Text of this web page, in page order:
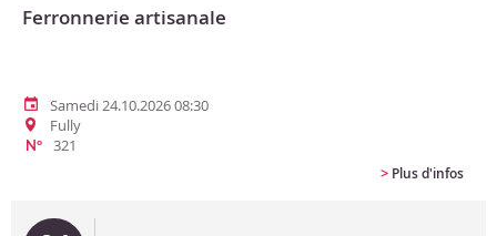
Ferronnerie artisanale
Samedi 24.10.2026 08:30
Fully
N°
321
> Plus d'infos